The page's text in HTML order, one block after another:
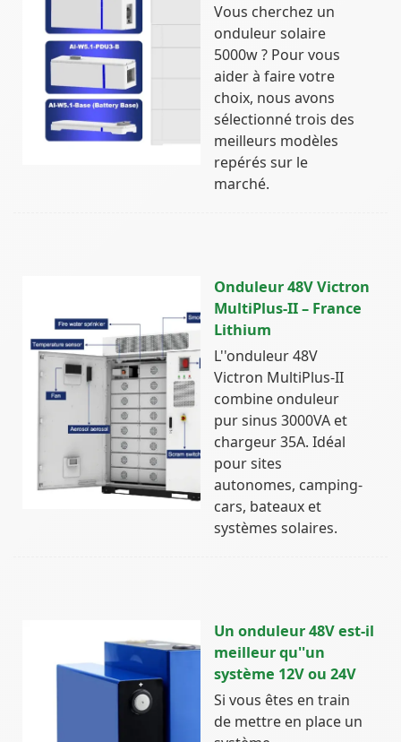
Vous cherchez un
onduleur solaire
5000w ? Pour vous
aider à faire votre
choix, nous avons
sélectionné trois des
meilleurs modèles
repérés sur le
marché.
Onduleur 48V Victron
MultiPlus-II – France
Lithium
L''onduleur 48V
Victron MultiPlus-II
combine onduleur
pur sinus 3000VA et
chargeur 35A. Idéal
pour sites
autonomes, camping-
cars, bateaux et
systèmes solaires.
Un onduleur 48V est-il
meilleur qu''un
système 12V ou 24V
Si vous êtes en train
de mettre en place un